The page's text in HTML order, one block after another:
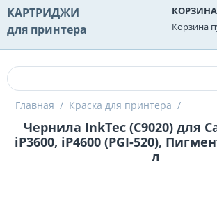
КАРТРИДЖИ
для принтера
КОРЗИНА
Корзина
Главная / Краска для принтера /
Чернила InkTec (C9020) для
iP3600, iP4600 (PGI-520),
л